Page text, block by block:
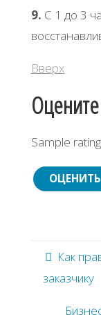
9. С 1 до 3
Вверх
Sample
Как
заказчику